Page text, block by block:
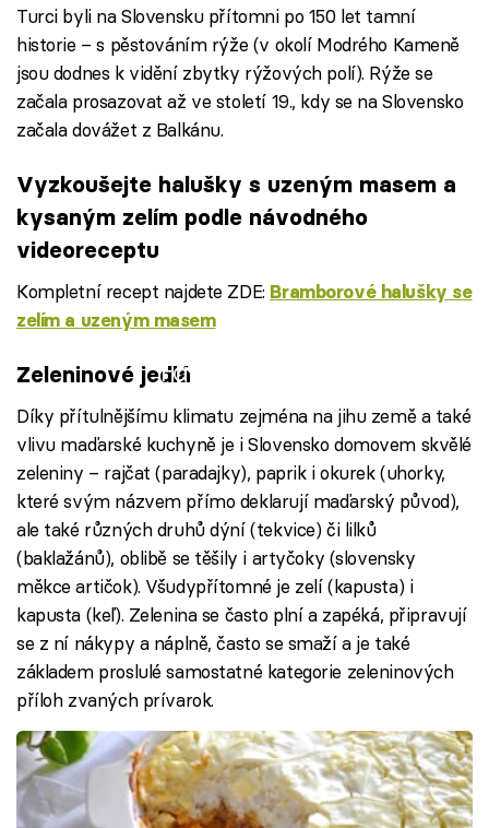
Turci byli na Slovensku přítomni po 150 let tamní
historie – s pěstováním rýže (v okolí Modrého Kameně
jsou dodnes k vidění zbytky rýžových polí). Rýže se
začala prosazovat až ve století 19., kdy se na Slovensko
začala dovážet z Balkánu.
Vyzkoušejte halušky s uzeným masem a
kysaným zelím podle návodného
videoreceptu
Kompletní recept najdete ZDE: Bramborové halušky se
zelím a uzeným masem
Failed to fetch
Zeleninové jedlá
Díky přítulnějšímu klimatu zejména na jihu země a také
vlivu maďarské kuchyně je i Slovensko domovem skvělé
zeleniny – rajčat (paradajky), paprik i okurek (uhorky,
které svým názvem přímo deklarují maďarský původ),
ale také různých druhů dýní (tekvice) či lilků
(baklažánů), oblibě se těšily i artyčoky (slovensky
měkce artičok). Všudypřítomné je zelí (kapusta) i
kapusta (keľ). Zelenina se často plní a zapéká, připravují
se z ní nákypy a náplně, často se smaží a je také
základem proslulé samostatné kategorie zeleninových
příloh zvaných prívarok.